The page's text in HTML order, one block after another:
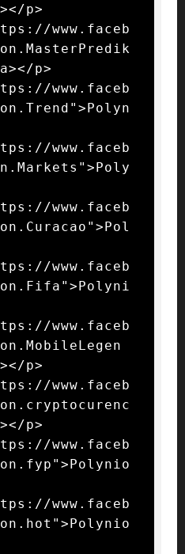
p>
www.faceb
p>
www.faceb
www.faceb
www.faceb
www.faceb
www.faceb
p>
www.faceb
p>
www.faceb
www.faceb